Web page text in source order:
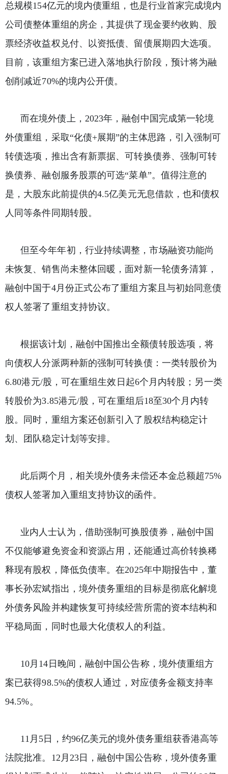
总规模154亿元的境内债重组，也是行业首家完成境内
公司债整体重组的房企，其提供了现金要约收购、股
票经济收益权兑付、以资抵债、留债展期四大选项。
目前，该重组方案已进入落地执行阶段，预计将为融
创削减近70%的境内公开债。
而在境外债上，2023年，融创中国完成第一轮境
外债重组，采取“化债+展期”的主体思路，引入强制可
转债选项，推出含有新票据、可转换债券、强制可转
换债券、融创服务股票的可选“菜单”。值得注意的
是，大股东此前提供的4.5亿美元无息借款，也和债权
人同等条件同期转股。
但至今年年初，行业持续调整，市场融资功能尚
未恢复、销售尚未整体回暖，面对新一轮债务清算，
融创中国于4月份正式公布了重组方案且与初始同意债
权人签署了重组支持协议。
根据该计划，融创中国推出全额债转股选项，将
向债权人分派两种新的强制可转换债：一类转股价为
6.80港元/股，可在重组生效日起6个月内转股；另一类
转股价为3.85港元/股，可在重组后18至30个月内转
股。同时，重组方案还创新引入了股权结构稳定计
划、团队稳定计划等安排。
此后两个月，相关境外债务未偿还本金总额超75%
债权人签署加入重组支持协议的函件。
业内人士认为，借助强制可换股债券，融创中国
不仅能够避免资金和资源占用，还能通过高价转换稀
释现有股权，降低负债率。在2025年中期报告中，董
事长孙宏斌指出，境外债务重组的目标是彻底化解境
外债务风险并构建恢复可持续经营所需的资本结构和
平稳局面，同时也最大化债权人的利益。
10月14日晚间，融创中国公告称，境外债重组方
案已获得98.5%的债权人通过，对应债务金额支持率
94.5%。
11月5日，约96亿美元的境外债务重组获香港高等
法院批准。12月23日，融创中国公告称，境外债务重